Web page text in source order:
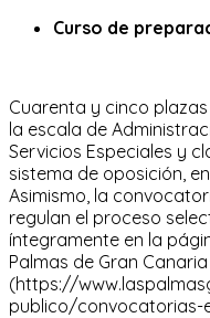
Curso de
Cuarenta y cinco
la escala de
Servicios Especiales y
sistema de oposición,
Asimismo, la
regulan el proceso
íntegramente en la
Palmas de Gran Canaria
(https://
publico/convocatorias-